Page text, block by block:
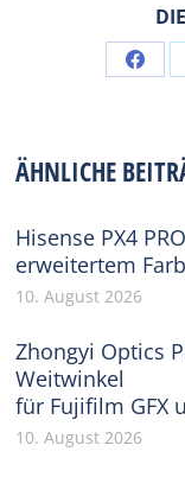
ÄHNLICHE
Hisense PX4
erweitertem
10. August 2026
Zhongyi Optics
Weitwinkel
für Fujifilm GFX
10. August 2026